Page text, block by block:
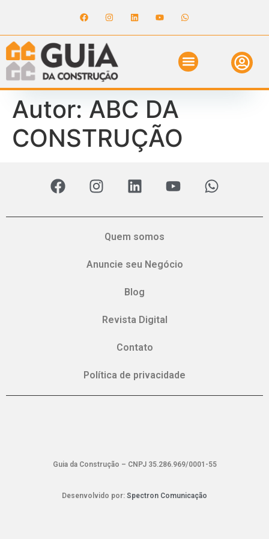
Autor: ABC DA
CONSTRUÇÃO
Quem somos
Anuncie seu Negócio
Blog
Revista Digital
Contato
Política de privacidade
Guia da Construção – CNPJ 35.286.969/0001-55
Desenvolvido por: Spectron Comunicação